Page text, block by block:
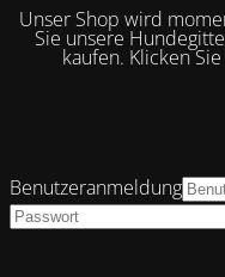
Unser Shop wird
Sie unsere
kaufen. Klicken
Benutzeranmeldung